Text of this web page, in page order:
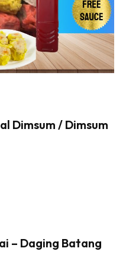
Dimsum / Dimsum
– Daging Batang